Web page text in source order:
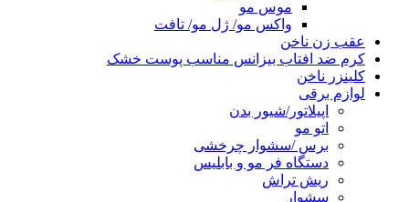
موس مو
واکس مو/ ژل مو/ تافت
عقب زن ناخن
کرم ضد افتاب بیزانس مناسب پوست خشک
کلینزر ناخن
لوازم برقی
اپیلاتور/شیور بدن
اتو مو
برس /سشوار چرخشی
دستگاه فر مو و بابلیس
ریش تراش
سشوار